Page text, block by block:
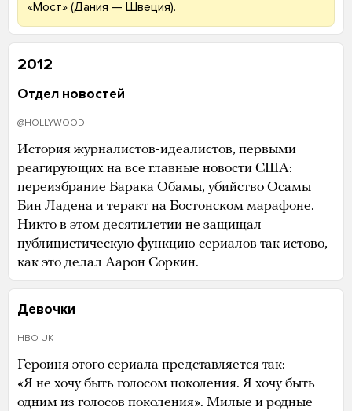
«Мост» (Дания — Швеция).
2012
Отдел новостей
@HOLLYWOOD
История журналистов-идеалистов, первыми
реагирующих на все главные новости США:
переизбрание Барака Обамы, убийство Осамы
Бин Ладена и теракт на Бостонском марафоне.
Никто в этом десятилетии не защищал
публицистическую функцию сериалов так истово,
как это делал Аарон Соркин.
Девочки
HBO UK
Героиня этого сериала представляется так:
«Я не хочу быть голосом поколения. Я хочу быть
одним из голосов поколения». Милые и родные